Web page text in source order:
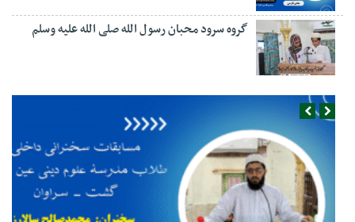
گروه سرود محبان رسول الله صلی الله علیه وسلم